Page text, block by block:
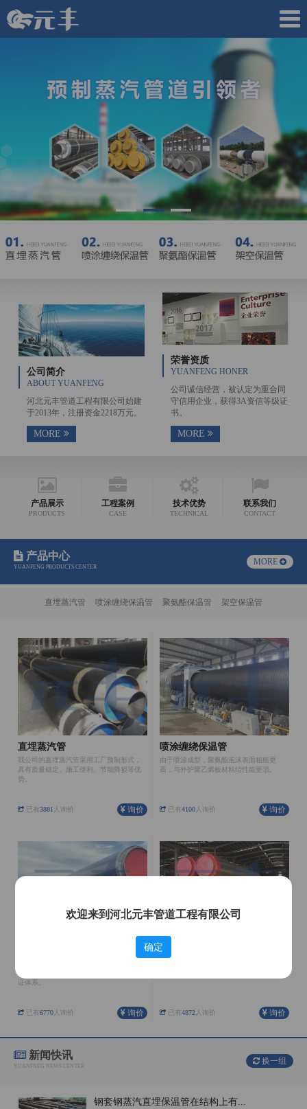
公司简介
ABOUT YUANFENG
河北元丰管道工程有限公司始建
于2013年，注册资金2218万元。
MORE
荣誉资质
YUANFENG HONER
公司诚信经营，被认定为重合同
守信用企业，获得3A资信等级证
书。
MORE
产品展示
PRODUCTS
工程案例
CASE
技术优势
TECHNICAL
联系我们
CONTACT
产品中心
YUANFENG PRODUCTS CENTER
MORE
直埋蒸汽管 喷涂缠绕保温管 聚氨酯保温管 架空保温管
直埋蒸汽管
我公司的直埋蒸汽管采用工厂预制形式，
具有质量稳定、施工便利、节能降损等优
势。
已有3881 人询价 询价
喷涂缠绕保温管
由于喷涂成型，聚氨酯泡沫表面粗糙更
高，与外护聚乙烯板材粘结性能更强。
已有4100人询价 询价
证体系。
已有6770人询价 询价
架空保温管
已有4872人询价 询价
新闻快讯
YUANFNEG NEWS CENTER
换一组
钢套钢蒸汽直埋保温管在结构上有...
欢迎来到河北元丰管道工程有限公司
确定